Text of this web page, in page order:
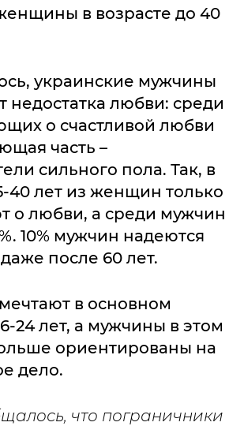
в возрасте до 40
украинские мужчины
недостатка любви: среди
о счастливой любви
часть –
сильного пола. Так, в
40 лет из женщин только
о любви, а среди мужчин
10% мужчин надеются
после 60 лет.
в основном
24 лет, а мужчины в этом
ориентированы на
дело.
что пограничники